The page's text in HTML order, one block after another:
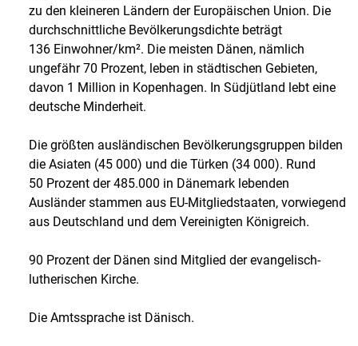
zu den kleineren Ländern der Europäischen Union. Die
durchschnittliche Bevölkerungsdichte beträgt
136 Einwohner/km². Die meisten Dänen, nämlich
ungefähr 70 Prozent, leben in städtischen Gebieten,
davon 1 Million in Kopenhagen. In Südjütland lebt eine
deutsche Minderheit.
Die größten ausländischen Bevölkerungsgruppen bilden
die Asiaten (45 000) und die Türken (34 000). Rund
50 Prozent der 485.000 in Dänemark lebenden
Ausländer stammen aus EU-Mitgliedstaaten, vorwiegend
aus Deutschland und dem Vereinigten Königreich.
90 Prozent der Dänen sind Mitglied der evangelisch-
lutherischen Kirche.
Die Amtssprache ist Dänisch.